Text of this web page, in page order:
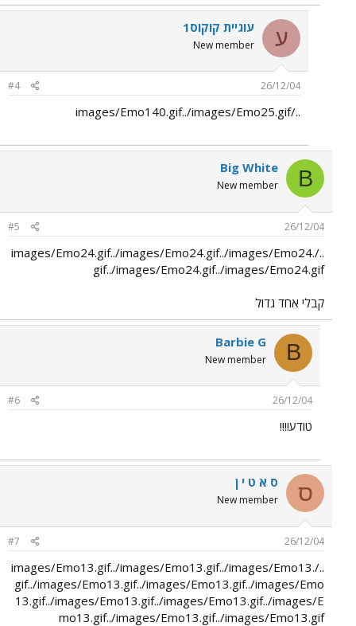
ע עוגיית קוקוס1
New member
26/12/04
#4
../images/Emo140.gif../images/Emo25.gif
B
Big White
New member
26/12/04
#5
../images/Emo24.gif../images/Emo24.gif../images/Emo24.
gif../images/Emo24.gif../images/Emo24.gif
קבלי אחד גדול
B
Barbie G
New member
26/12/04
#6
טודע!!!!
ס ס א ט י ן
New member
26/12/04
#7
../images/Emo13.gif../images/Emo13.gif../images/Emo13.
gif../images/Emo13.gif../images/Emo13.gif../images/Emo
13.gif../images/Emo13.gif../images/Emo13.gif../images/E
mo13.gif../images/Emo13.gif../images/Emo13.gif